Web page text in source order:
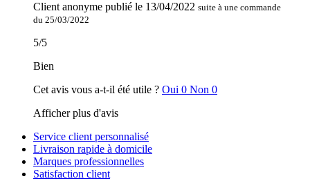
Client anonyme publié le 13/04/2022 suite à une commande
du 25/03/2022
5/5
Bien
Cet avis vous a-t-il été utile ? Oui 0 Non 0
Afficher plus d'avis
Service client personnalisé
Livraison rapide à domicile
Marques professionnelles
Satisfaction client